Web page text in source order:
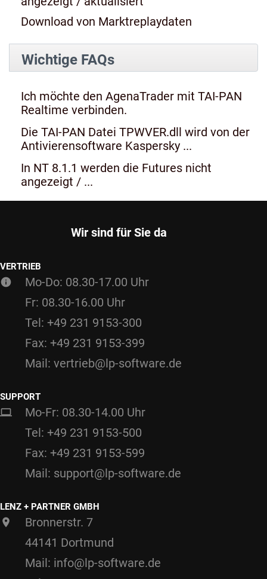
Download von Marktreplaydaten
Wichtige FAQs
Ich möchte den AgenaTrader mit TAI-PAN
Realtime verbinden.
Die TAI-PAN Datei TPWVER.dll wird von der
Antivierensoftware Kaspersky ...
In NT 8.1.1 werden die Futures nicht
angezeigt / ...
Wir sind für Sie da
VERTRIEB
Mo-Do: 08.30-17.00 Uhr
Fr: 08.30-16.00 Uhr
Tel: +49 231 9153-300
Fax: +49 231 9153-399
Mail: vertrieb@lp-software.de
SUPPORT
Mo-Fr: 08.30-14.00 Uhr
Tel: +49 231 9153-500
Fax: +49 231 9153-599
Mail: support@lp-software.de
LENZ + PARTNER GMBH
Bronnerstr. 7
44141 Dortmund
Mail: info@lp-software.de